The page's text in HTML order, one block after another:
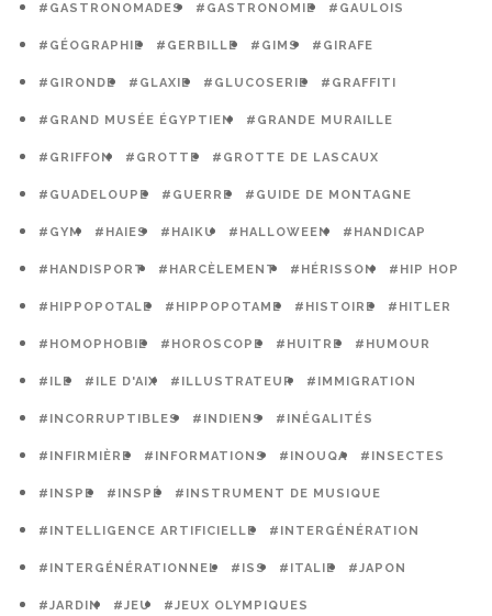
#GASTRONOMADES #GASTRONOMIE #GAULOIS
#GÉOGRAPHIE #GERBILLE #GIMS #GIRAFE
#GIRONDE #GLAXIE #GLUCOSERIE #GRAFFITI
#GRAND MUSÉE ÉGYPTIEN #GRANDE MURAILLE
#GRIFFON #GROTTE #GROTTE DE LASCAUX
#GUADELOUPE #GUERRE #GUIDE DE MONTAGNE
#GYM #HAIES #HAIKU #HALLOWEEN #HANDICAP
#HANDISPORT #HARCÈLEMENT #HÉRISSON #HIP HOP
#HIPPOPOTALE #HIPPOPOTAME #HISTOIRE #HITLER
#HOMOPHOBIE #HOROSCOPE #HUITRE #HUMOUR
#ILE #ILE D'AIX #ILLUSTRATEUR #IMMIGRATION
#INCORRUPTIBLES #INDIENS #INÉGALITÉS
#INFIRMIÈRE #INFORMATIONS #INOUQA #INSECTES
#INSPE #INSPÉ #INSTRUMENT DE MUSIQUE
#INTELLIGENCE ARTIFICIELLE #INTERGÉNÉRATION
#INTERGÉNÉRATIONNEL #ISS #ITALIE #JAPON
#JARDIN #JEU #JEUX OLYMPIQUES